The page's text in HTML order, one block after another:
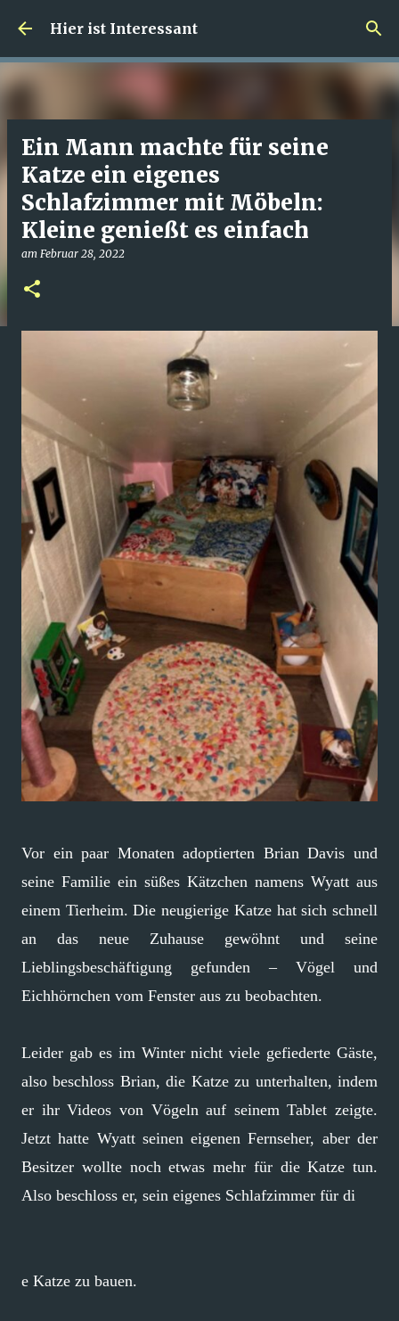
Direkt zum Hauptbereich
Hier ist Interessant
Ein Mann machte für seine
Katze ein eigenes
Schlafzimmer mit Möbeln:
Kleine genießt es einfach
am Februar 28, 2022
Vor ein paar Monaten adoptierten Brian Davis und
seine Familie ein süßes Kätzchen namens Wyatt aus
einem Tierheim. Die neugierige Katze hat sich schnell
an das neue Zuhause gewöhnt und seine
Lieblingsbeschäftigung gefunden – Vögel und
Eichhörnchen vom Fenster aus zu beobachten.
Leider gab es im Winter nicht viele gefiederte Gäste,
also beschloss Brian, die Katze zu unterhalten, indem
er ihr Videos von Vögeln auf seinem Tablet zeigte.
Jetzt hatte Wyatt seinen eigenen Fernseher, aber der
Besitzer wollte noch etwas mehr für die Katze tun.
Also beschloss er, sein eigenes Schlafzimmer für di
e Katze zu bauen.